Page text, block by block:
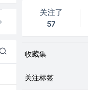
关注了
57
收藏集
关注标签